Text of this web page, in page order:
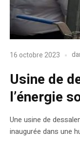
16 octobre 2023
Usine de
l’énergie
Une usine de
inaugurée dans une